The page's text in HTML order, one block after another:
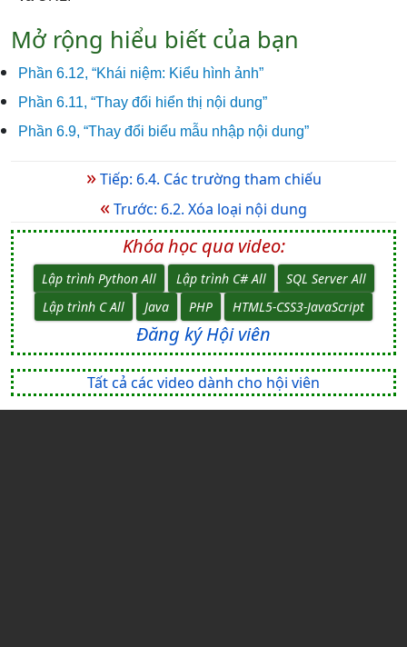
Mở rộng hiểu biết của bạn
Phần 6.12, “Khái niệm: Kiểu hình ảnh”
Phần 6.11, “Thay đổi hiển thị nội dung”
Phần 6.9, “Thay đổi biểu mẫu nhập nội dung”
»Tiếp: 6.4. Các trường tham chiếu
«Trước: 6.2. Xóa loại nội dung
Khóa học qua video:
Lập trình Python All Lập trình C# All
SQL Server All
Lập trình C All
Java PHP HTML5-CSS3-JavaScript
Đăng ký Hội viên
Tất cả các video dành cho hội viên